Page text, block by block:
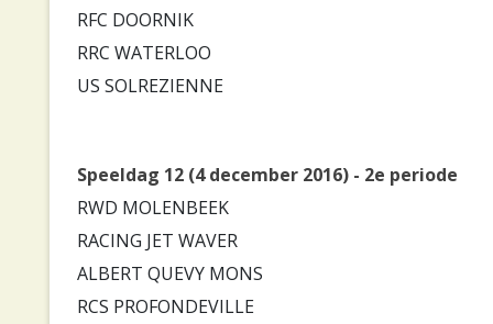
RFC DOORNIK
RRC WATERLOO
US SOLREZIENNE
Speeldag 12 (4 december 2016) - 2e periode
RWD MOLENBEEK
RACING JET WAVER
ALBERT QUEVY MONS
RCS PROFONDEVILLE